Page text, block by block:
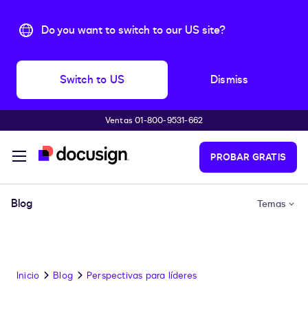
Do you want to switch to our US site?
Switch to US Dismiss
Accede al contenido principalVentas 01-800-9531-662
PROBAR GRATIS
Blog Temas
Inicio Blog Perspectivas para líderes